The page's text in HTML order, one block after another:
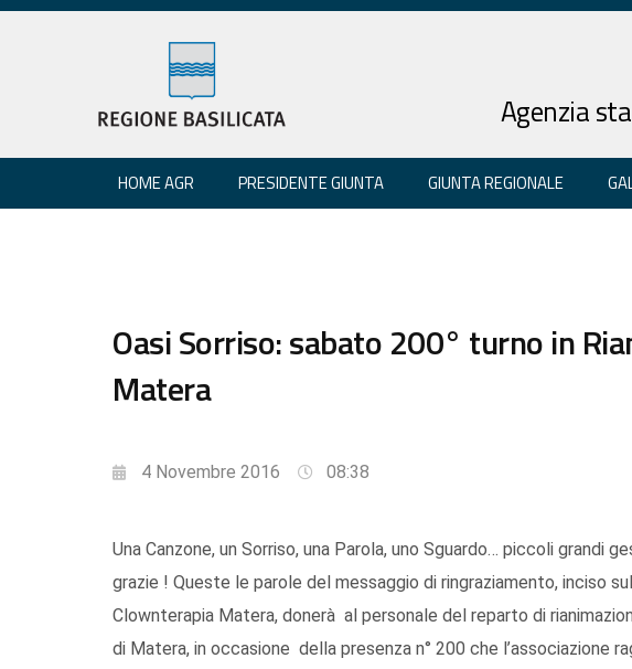
Agenzia
HOME AGR PRESIDENTE GIUNTA GIUNTA REGIONALE
Oasi Sorriso: sabato 200° turno in
Matera
4 Novembre 2016 08:38
Una Canzone, un Sorriso, una Parola, uno Sguardo… piccoli grandi
grazie ! Queste le parole del messaggio di ringraziamento, inciso
Clownterapia Matera, donerà al personale del reparto di
di Matera, in occasione della presenza n° 200 che l’associazione